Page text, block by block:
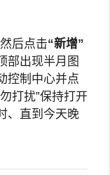
后点击“新增”
部出现半月图
控制中心并点
打扰”保持打开
、直到今天晚